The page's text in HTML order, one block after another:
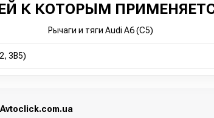
К КОТОРЫМ
Рычаги и тяги Audi A6 (C5)
3B5)
Avtoclick.com.ua